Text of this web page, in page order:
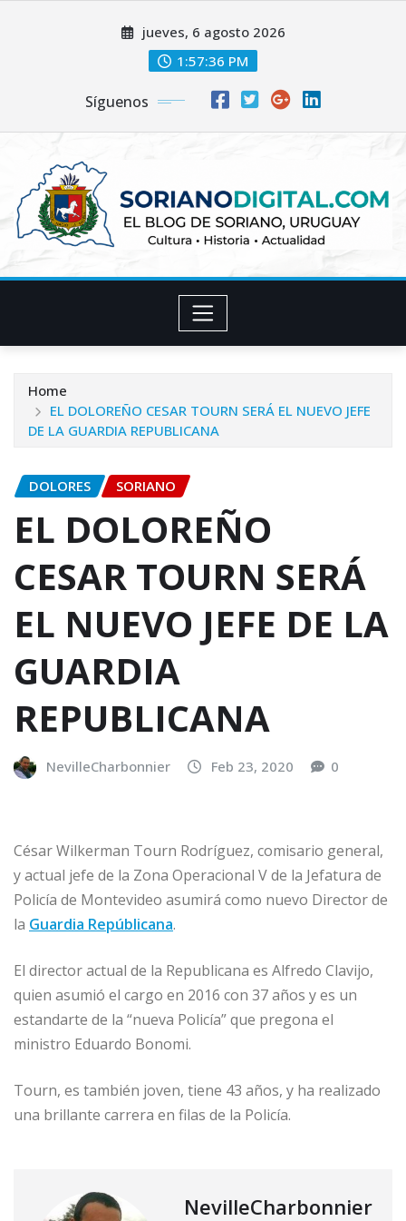
jueves, 6 agosto 2026
1:57:38 PM
Síguenos
Home
EL DOLOREÑO CESAR TOURN SERÁ EL NUEVO JEFE
DE LA GUARDIA REPUBLICANA
DOLORES SORIANO
EL DOLOREÑO
CESAR TOURN SERÁ
EL NUEVO JEFE DE LA
GUARDIA
REPUBLICANA
NevilleCharbonnier Feb 23, 2020 0
César Wilkerman Tourn Rodríguez, comisario general,
y actual jefe de la Zona Operacional V de la Jefatura de
Policía de Montevideo asumirá como nuevo Director de
la Guardia Repúblicana.
El director actual de la Republicana es Alfredo Clavijo,
quien asumió el cargo en 2016 con 37 años y es un
estandarte de la “nueva Policía” que pregona el
ministro Eduardo Bonomi.
Tourn, es también joven, tiene 43 años, y ha realizado
una brillante carrera en filas de la Policía.
NevilleCharbonnier